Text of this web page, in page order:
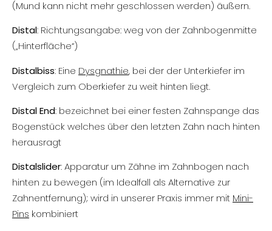
(Mund kann nicht mehr geschlossen werden) äußern.
Distal: Richtungsangabe: weg von der Zahnbogenmitte
(„Hinterfläche“)
Distalbiss: Eine Dysgnathie, bei der der Unterkiefer im
Vergleich zum Oberkiefer zu weit hinten liegt.
Distal End: bezeichnet bei einer festen Zahnspange das
Bogenstück welches über den letzten Zahn nach hinten
herausragt
Distalslider: Apparatur um Zähne im Zahnbogen nach
hinten zu bewegen (im Idealfall als Alternative zur
Zahnentfernung); wird in unserer Praxis immer mit Mini-
Pins kombiniert